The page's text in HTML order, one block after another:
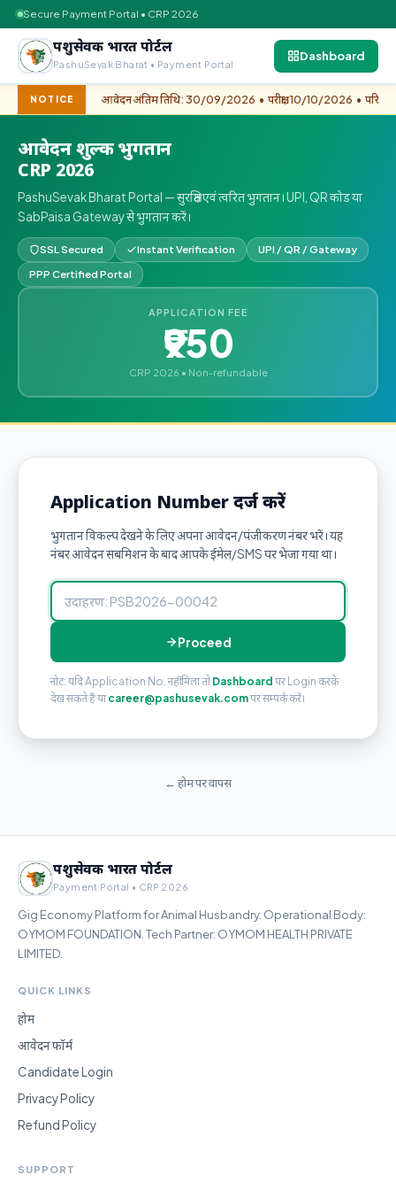
Secure Payment Portal • CRP 2026
पशुसेवक भारत पोर्टल
PashuSevak Bharat • Payment Portal
Dashboard
NOTICE आवेदन अंतिम तिथि: 30/09/2026 • परीक्षा: 10/10/2026 •
आवेदन शुल्क भुगतान
CRP 2026
PashuSevak Bharat Portal — सुरक्षित एवं त्वरित भुगतान। UPI, QR कोड या
SabPaisa Gateway से भुगतान करें।
SSL Secured Instant Verification
UPI / QR / Gateway
PPP Certified Portal
APPLICATION FEE
₹950
CRP 2026 • Non-refundable
Application Number दर्ज करें
भुगतान विकल्प देखने के लिए अपना आवेदन/पंजीकरण नंबर भरें। यह
नंबर आवेदन सबमिशन के बाद आपके ईमेल/SMS पर भेजा गया था।
Proceed
नोट: यदि Application No. नहीं मिला तो Dashboard पर Login करके
देख सकते हैं या career@pashusevak.comपर सम्पर्क करें।
← होम पर वापस
पशुसेवक भारत पोर्टल
Payment Portal • CRP 2026
Gig Economy Platform for Animal Husbandry. Operational Body:
OYMOM FOUNDATION. Tech Partner: OYMOM HEALTH PRIVATE
LIMITED.
QUICK LINKS
होम
आवेदन फॉर्म
Candidate Login
Privacy Policy
Refund Policy
SUPPORT